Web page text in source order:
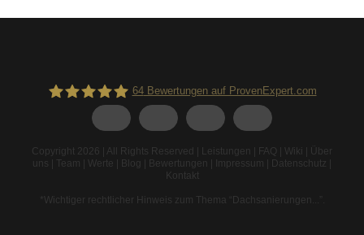
64Bewertungen auf ProvenExpert.com
Copyright 2026 | All Rights Reserved | Leistungen | FAQ | Wiki | Über
uns | Team | Werte | Blog | Bewertungen | Impressum | Datenschutz |
Kontakt
*Wichtiger rechtlicher Hinweis zum Thema “Dachsanierungen...” .